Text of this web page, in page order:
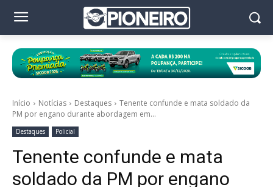
Início Notícias Destaques
Tenente confunde e mata soldado da
PM por engano durante abordagem em...
Destaques Policial
Tenente confunde e mata
soldado da PM por engano